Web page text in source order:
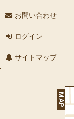
お問い合わせ
ログイン
サイトマップ